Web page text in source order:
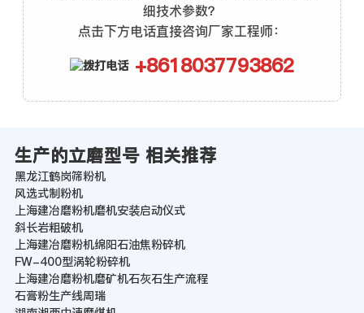
细技术参数？
点击下方电话直接咨询厂家工程师：
+8618037793862
生产的立磨型号 相关推荐
黑龙江鹤岗筛粉机
风选式制粉机
上海建冶磨粉机磨机安装启动仪式
斜长岩粗破机
上海建冶磨粉机绵阳石油焦粉碎机
FW-400型涡轮粉碎机
上海建冶磨粉机磨矿机石灰石生产流程
石膏粉生产线周瑞